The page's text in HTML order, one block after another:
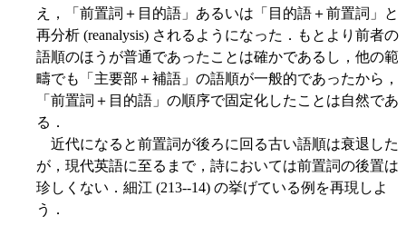
え，「前置詞＋目的語」あるいは「目的語＋前置詞」と
再分析 (reanalysis) されるようになった．もとより前者の
語順のほうが普通であったことは確かであるし，他の範
疇でも「主要部＋補語」の語順が一般的であったから，
「前置詞＋目的語」の順序で固定化したことは自然であ
る．
近代になると前置詞が後ろに回る古い語順は衰退した
が，現代英語に至るまで，詩においては前置詞の後置は
珍しくない．細江 (213--14) の挙げている例を再現しよ
う．